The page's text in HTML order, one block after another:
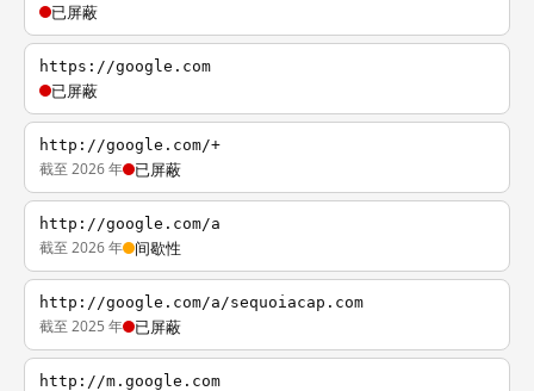
已屏蔽
https://google.com
已屏蔽
http://google.com/+
截至 2026 年 已屏蔽
http://google.com/a
截至 2026 年 间歇性
http://google.com/a/sequoiacap.com
截至 2025 年 已屏蔽
http://m.google.com